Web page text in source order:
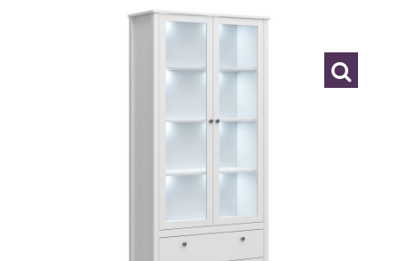
MSBP-095-WIT_WYS_2W2S-011-01
117543